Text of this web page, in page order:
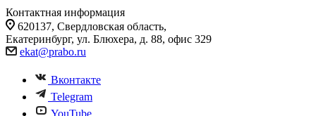
Контактная информация
620137, Свердловская область,
Екатеринбург, ул. Блюхера, д. 88, офис 329
ekat@prabo.ru
Вконтакте
Telegram
YouTube